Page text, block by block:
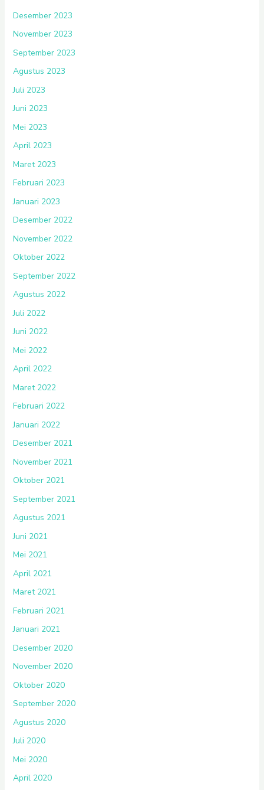
Desember 2023
November 2023
September 2023
Agustus 2023
Juli 2023
Juni 2023
Mei 2023
April 2023
Maret 2023
Februari 2023
Januari 2023
Desember 2022
November 2022
Oktober 2022
September 2022
Agustus 2022
Juli 2022
Juni 2022
Mei 2022
April 2022
Maret 2022
Februari 2022
Januari 2022
Desember 2021
November 2021
Oktober 2021
September 2021
Agustus 2021
Juni 2021
Mei 2021
April 2021
Maret 2021
Februari 2021
Januari 2021
Desember 2020
November 2020
Oktober 2020
September 2020
Agustus 2020
Juli 2020
Mei 2020
April 2020